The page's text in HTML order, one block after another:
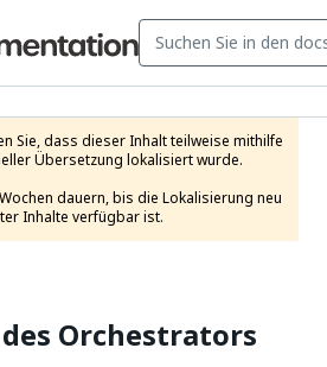
Sie, dass dieser Inhalt teilweise mithilfe
Übersetzung lokalisiert wurde.
dauern, bis die Lokalisierung neu
Inhalte verfügbar ist.
Orchestrators